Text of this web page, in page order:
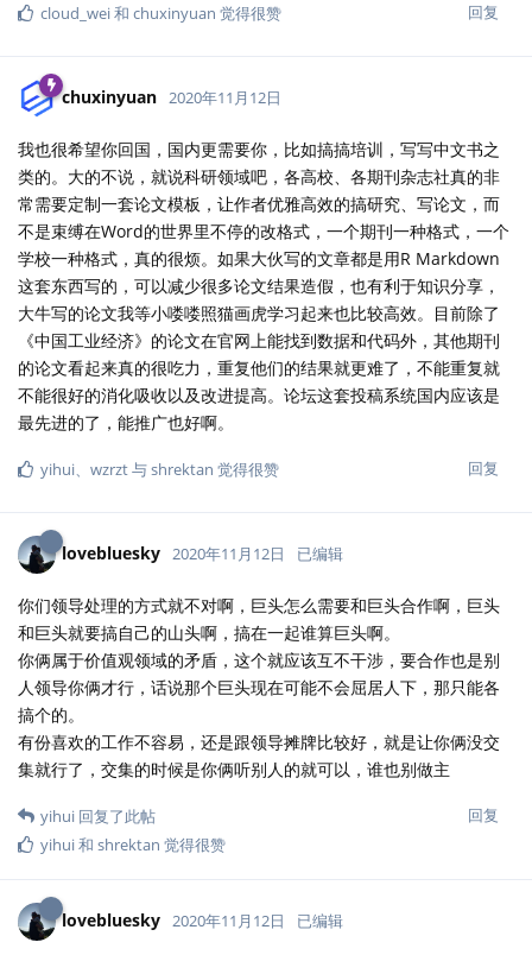
回复
cloud_wei和 chuxinyuan 觉得很赞
chuxinyuan 2020年11月12日
我也很希望你回国，国内更需要你，比如搞搞培训，写写中文书之
类的。大的不说，就说科研领域吧，各高校、各期刊杂志社真的非
常需要定制一套论文模板，让作者优雅高效的搞研究、写论文，而
不是束缚在Word的世界里不停的改格式，一个期刊一种格式，一个
学校一种格式，真的很烦。如果大伙写的文章都是用R Markdown
这套东西写的，可以减少很多论文结果造假，也有利于知识分享，
大牛写的论文我等小喽喽照猫画虎学习起来也比较高效。目前除了
《中国工业经济》的论文在官网上能找到数据和代码外，其他期刊
的论文看起来真的很吃力，重复他们的结果就更难了，不能重复就
不能很好的消化吸收以及改进提高。论坛这套投稿系统国内应该是
最先进的了，能推广也好啊。
回复
yihui、 wzrzt与shrektan 觉得很赞
lovebluesky 2020年11月12日 已编辑
你们领导处理的方式就不对啊，巨头怎么需要和巨头合作啊，巨头
和巨头就要搞自己的山头啊，搞在一起谁算巨头啊。
你俩属于价值观领域的矛盾，这个就应该互不干涉，要合作也是别
人领导你俩才行，话说那个巨头现在可能不会屈居人下，那只能各
搞个的。
有份喜欢的工作不容易，还是跟领导摊牌比较好，就是让你俩没交
集就行了，交集的时候是你俩听别人的就可以，谁也别做主
回复
yihui 回复了此帖
yihui和 shrektan 觉得很赞
lovebluesky 2020年11月12日 已编辑